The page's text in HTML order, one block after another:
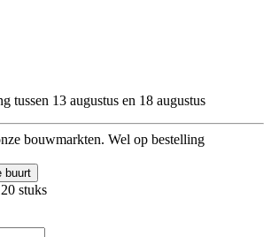
tussen 13 augustus en 18 augustus
bouwmarkten. Wel op bestelling
buurt
stuks